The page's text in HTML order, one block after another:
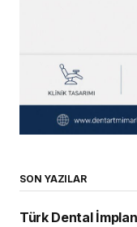
SON YAZILAR
Türk Dental